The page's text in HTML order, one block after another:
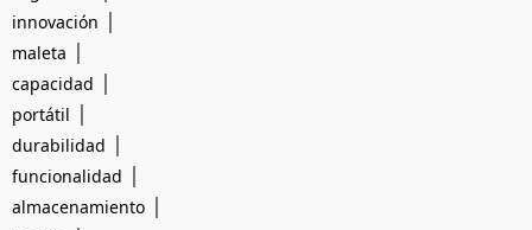
innovación |
maleta |
capacidad |
portátil |
durabilidad |
funcionalidad |
almacenamiento |